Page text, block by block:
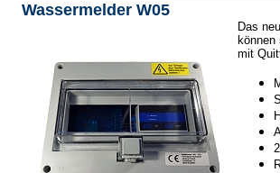
Wassermelder W05
Das
mit